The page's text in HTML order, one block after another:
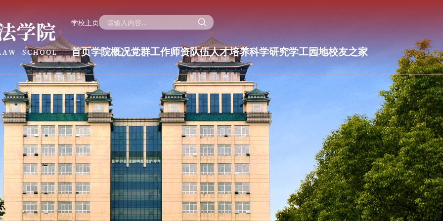
学校主页
首页学院概况党群工作师资队伍人才培养科学研究学工园地校友之家